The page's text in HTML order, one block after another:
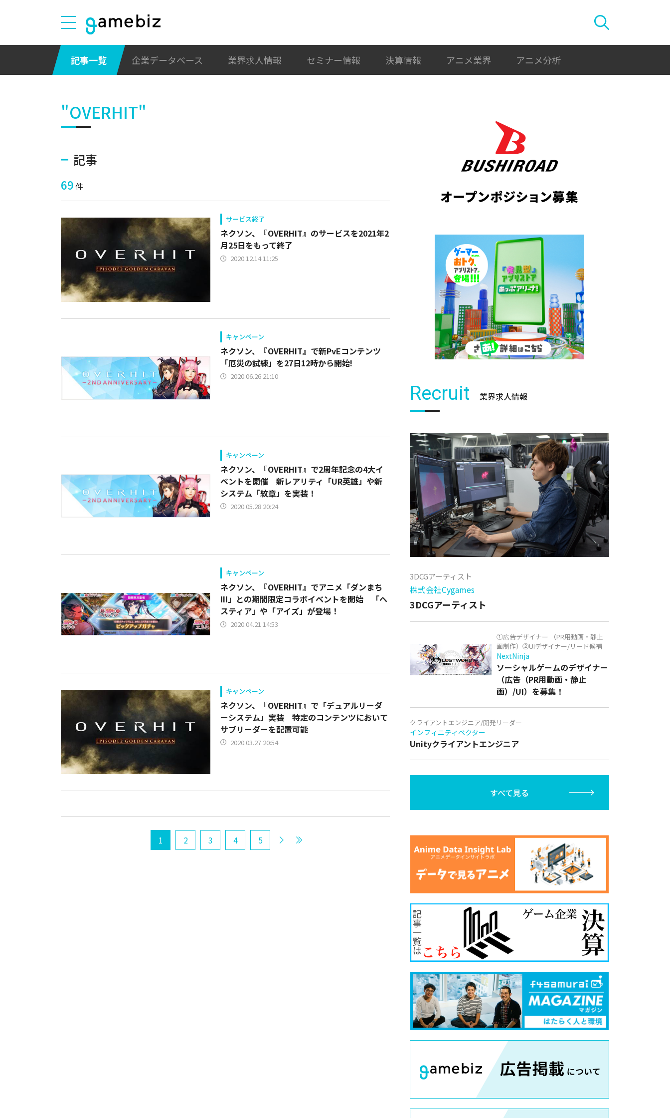
記事一覧 企業データベース 業界求人情報 セミナー情報 決算情報 アニメ業界 アニメ分析
"OVERHIT"
記事
69件
サービス終了
ネクソン、『OVERHIT』のサービスを2021年2
月25日をもって終了
2020.12.14 11:25
キャンペーン
ネクソン、『OVERHIT』で新PvEコンテンツ
「厄災の試練」を27日12時から開始!
2020.06.26 21:10
キャンペーン
ネクソン、『OVERHIT』で2周年記念の4大イ
ベントを開催 新レアリティ「UR英雄」や新
システム「紋章」を実装！
2020.05.28 20:24
キャンペーン
ネクソン、『OVERHIT』でアニメ「ダンまち
III」との期間限定コラボイベントを開始 「ヘ
スティア」や「アイズ」が登場！
2020.04.21 14:53
キャンペーン
ネクソン、『OVERHIT』で「デュアルリーダ
ーシステム」実装 特定のコンテンツにおいて
サブリーダーを配置可能
2020.03.27 20:54
1 2 3 4 5
Recruit 業界求人情報
3DCGアーティスト
株式会社Cygames
3DCGアーティスト
①広告デザイナー （PR用動画・静止
画制作）②UIデザイナー/リード候補
NextNinja
ソーシャルゲームのデザイナー
（広告（PR用動画・静止
画）/UI）を募集！
クライアントエンジニア/開発リーダー
インフィニティベクター
Unityクライアントエンジニア
すべて見る